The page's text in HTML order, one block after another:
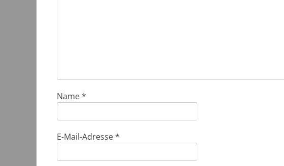
Name*
E-Mail-Adresse*